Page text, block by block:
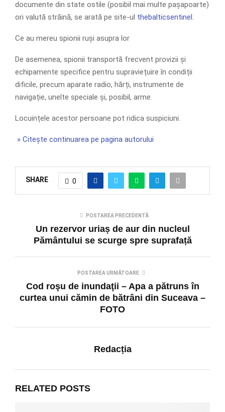
documente din state ostile (posibil mai multe pașapoarte)
ori valută străină, se arată pe site-ul thebalticsentinel.
Ce au mereu spionii ruși asupra lor
De asemenea, spionii transportă frecvent provizii și
echipamente specifice pentru supraviețuire în condiții
dificile, precum aparate radio, hărți, instrumente de
navigație, unelte speciale și, posibil, arme.
Locuințele acestor persoane pot ridica suspiciuni.
» Citește continuarea pe pagina autorului
SHARE 0
POSTAREA PRECEDENTĂ
Un rezervor uriaș de aur din nucleul
Pământului se scurge spre suprafață
POSTAREA URMĂTOARE
Cod roşu de inundaţii – Apa a pătruns în
curtea unui cămin de bătrâni din Suceava –
FOTO
Redacția
RELATED POSTS